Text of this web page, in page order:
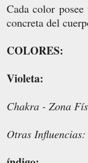
Cada color
concreta del
COLORES:
Violeta:
Chakra - Zona
Otras Influencias: